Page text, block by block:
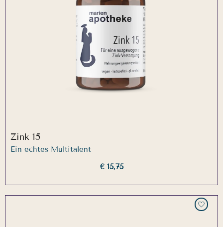
Zink 15
Ein echtes Multitalent
€ 15,75